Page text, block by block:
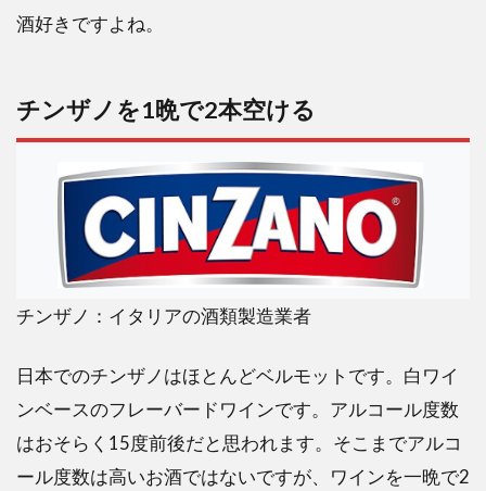
で飲
怪我
1.6
競技
場の
高い
場所
から
る
チバ
ユウ
スケ
の喫
煙エ
酒好きですよね。
チンザノを1晩で2本空ける
チンザノ：イタリアの酒類製造業者
日本でのチンザノはほとんどベルモットです。白ワイ
ンベースのフレーバードワインです。アルコール度数
はおそらく15度前後だと思われます。そこまでアルコ
ール度数は高いお酒ではないですが、ワインを一晩で2